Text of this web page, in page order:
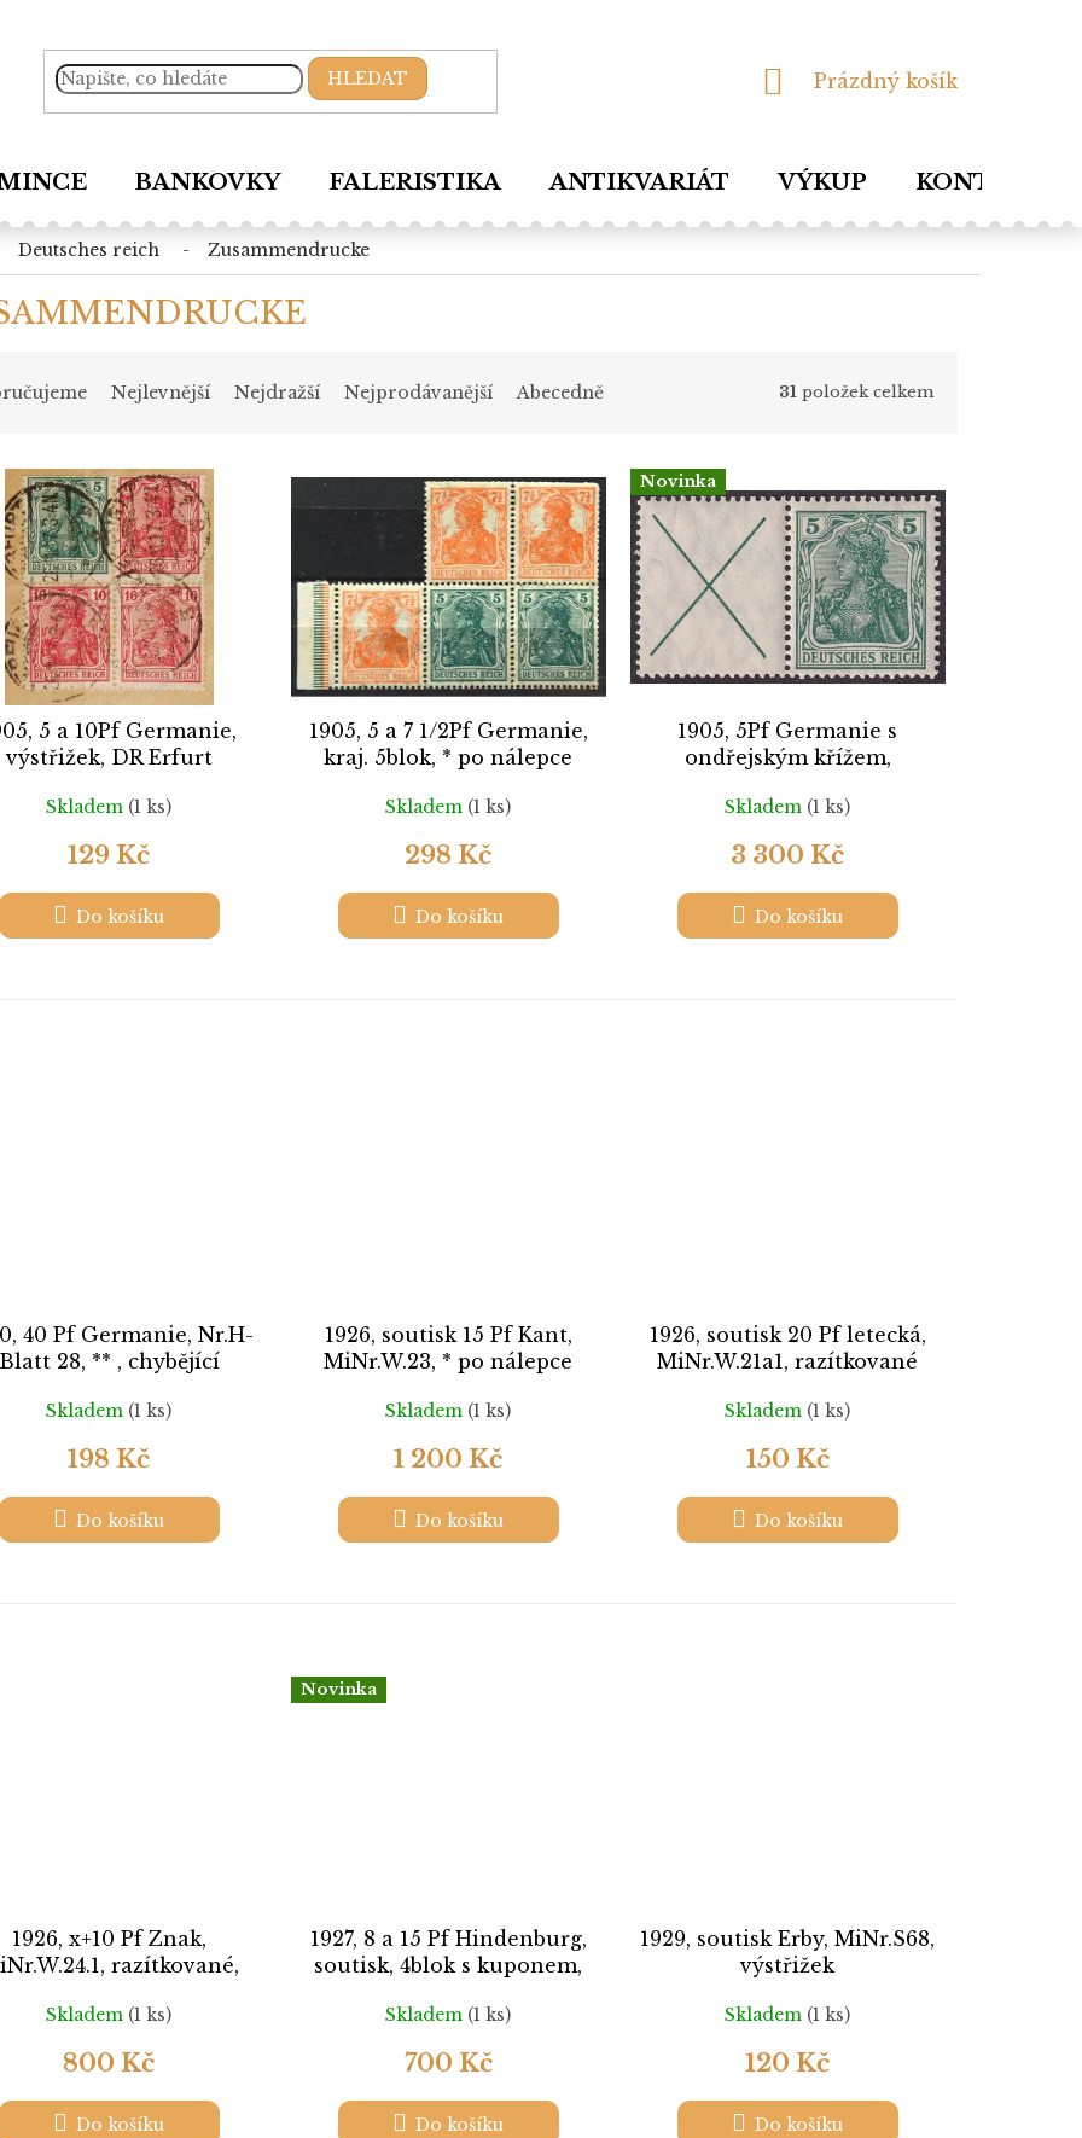
HLEDAT
NÁKUPNÍ
Prázdný košík
BANKOVKY FALERISTIKA ANTIKVARIÁT VÝKUP KONTAKTY
deutsches reich zusammendrucke
Nejlevnější Nejdražší Nejprodávanější Abecedně 31 položek celkem
5 a 10Pf Germanie,
výstřižek, DR Erfurt
Skladem (1 ks)
129 Kč
Do košíku
1905, 5 a 7 1/2Pf Germanie,
kraj. 5blok, * po nálepce
Skladem (1 ks)
298 Kč
Do košíku
Novinka
1905, 5Pf Germanie s
ondřejským křížem,
Skladem (1 ks)
3 300 Kč
Do košíku
40 Pf Germanie, Nr.H-
28, ** , chybějící
Skladem (1 ks)
198 Kč
Do košíku
1926, soutisk 15 Pf Kant,
MiNr.W.23, * po nálepce
Skladem (1 ks)
1 200 Kč
Do košíku
1926, soutisk 20 Pf letecká,
MiNr.W.21a1, razítkované
Skladem (1 ks)
150 Kč
Do košíku
1926, x+10 Pf Znak,
razítkované,
Skladem (1 ks)
800 Kč
Do košíku
Novinka
1927, 8 a 15 Pf Hindenburg,
soutisk, 4blok s kuponem,
Skladem (1 ks)
700 Kč
Do košíku
1929, soutisk Erby, MiNr.S68,
výstřižek
Skladem (1 ks)
120 Kč
Do košíku